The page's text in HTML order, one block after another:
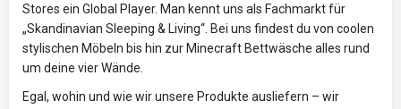
Stores ein Global Player. Man kennt uns als Fachmarkt für
„Skandinavian Sleeping & Living“. Bei uns findest du von coolen
stylischen Möbeln bis hin zur Minecraft Bettwäsche alles rund
um deine vier Wände.
Egal, wohin und wie wir unsere Produkte ausliefern – wir